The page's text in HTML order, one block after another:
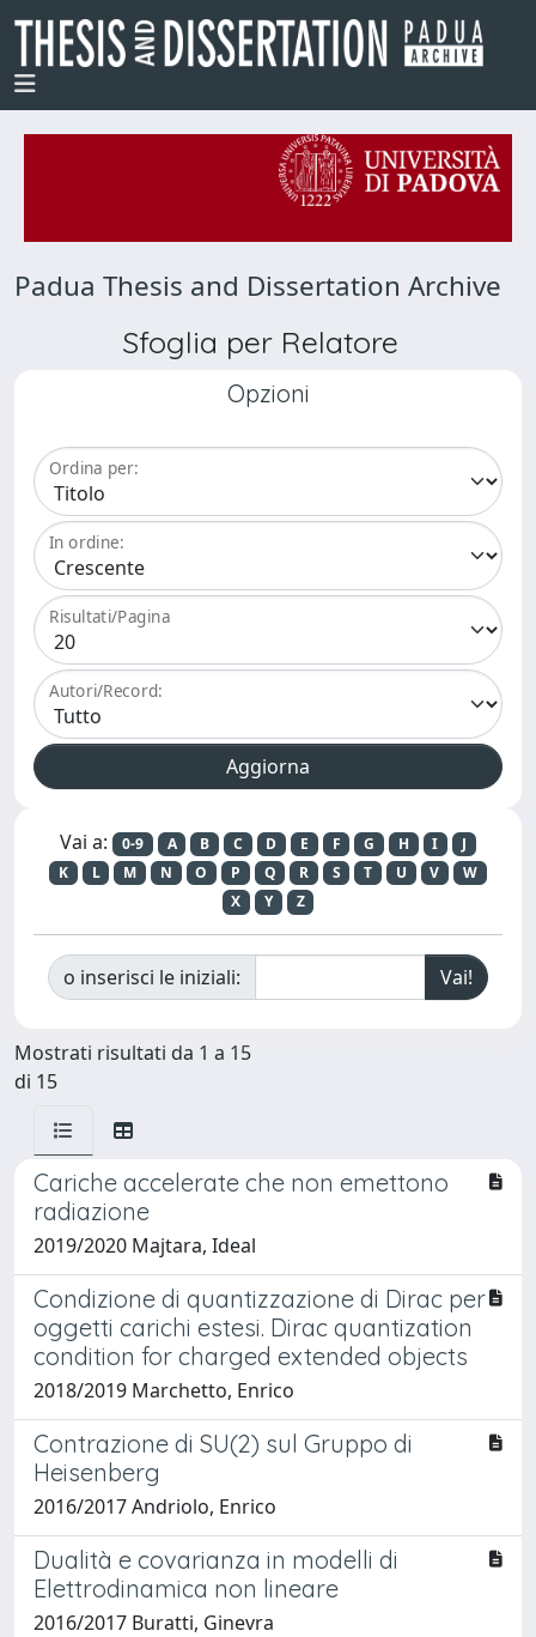
Padua Thesis and Dissertation Archive
Sfoglia per Relatore
Opzioni
Ordina per:
In ordine:
Risultati/Pagina
Autori/Record:
Vai a: 0-9 A B C D E F G H I
J
K
L M N O P Q R S T U V
W
X
Y Z
o inserisci le iniziali:
Mostrati risultati da 1 a 15
di 15
Cariche accelerate che non emettono
radiazione
2019/2020 Majtara, Ideal
Condizione di quantizzazione di Dirac per
oggetti carichi estesi. Dirac quantization
condition for charged extended objects
2018/2019 Marchetto, Enrico
Contrazione di SU(2) sul Gruppo di
Heisenberg
2016/2017 Andriolo, Enrico
Dualità e covarianza in modelli di
Elettrodinamica non lineare
2016/2017 Buratti, Ginevra